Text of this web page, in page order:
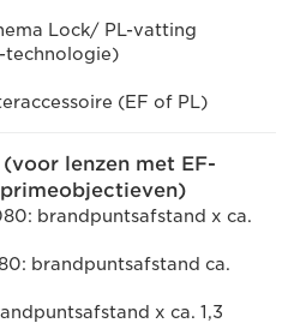
Lock/ PL-vatting
technologie)
(EF of PL)
lenzen met EF-
brandpuntsafstand x ca.
brandpuntsafstand ca.
x ca. 1,3